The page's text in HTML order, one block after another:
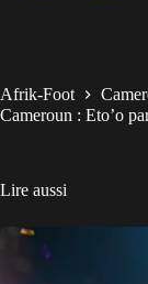
Afrik-Foot
Cameroun : Eto’o
Lire aussi